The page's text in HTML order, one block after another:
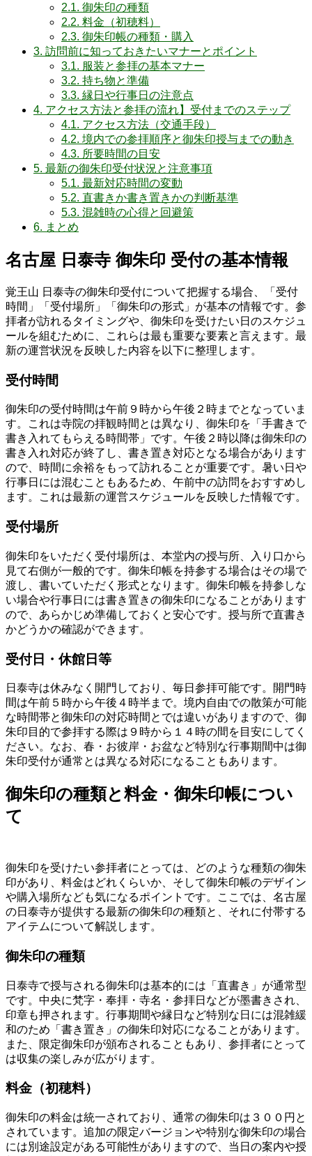
2.1. 御朱印の種類
2.2. 料金（初穂料）
2.3. 御朱印帳の種類・購入
3. 訪問前に知っておきたいマナーとポイント
3.1. 服装と参拝の基本マナー
3.2. 持ち物と準備
3.3. 縁日や行事日の注意点
4. アクセス方法と参拝の流れ】受付までのステップ
4.1. アクセス方法（交通手段）
4.2. 境内での参拝順序と御朱印授与までの動き
4.3. 所要時間の目安
5. 最新の御朱印受付状況と注意事項
5.1. 最新対応時間の変動
5.2. 直書きか書き置きかの判断基準
5.3. 混雑時の心得と回避策
6. まとめ
名古屋 日泰寺 御朱印 受付の基本情報
覚王山 日泰寺の御朱印受付について把握する場合、「受付
時間」「受付場所」「御朱印の形式」が基本の情報です。参
拝者が訪れるタイミングや、御朱印を受けたい日のスケジュ
ールを組むために、これらは最も重要な要素と言えます。最
新の運営状況を反映した内容を以下に整理します。
受付時間
御朱印の受付時間は午前９時から午後２時までとなっていま
す。これは寺院の拝観時間とは異なり、御朱印を「手書きで
書き入れてもらえる時間帯」です。午後２時以降は御朱印の
書き入れ対応が終了し、書き置き対応となる場合があります
ので、時間に余裕をもって訪れることが重要です。暑い日や
行事日には混むこともあるため、午前中の訪問をおすすめし
ます。これは最新の運営スケジュールを反映した情報です。
受付場所
御朱印をいただく受付場所は、本堂内の授与所、入り口から
見て右側が一般的です。御朱印帳を持参する場合はその場で
渡し、書いていただく形式となります。御朱印帳を持参しな
い場合や行事日には書き置きの御朱印になることがあります
ので、あらかじめ準備しておくと安心です。授与所で直書き
かどうかの確認ができます。
受付日・休館日等
日泰寺は休みなく開門しており、毎日参拝可能です。開門時
間は午前５時から午後４時半まで。境内自由での散策が可能
な時間帯と御朱印の対応時間とでは違いがありますので、御
朱印目的で参拝する際は９時から１４時の間を目安にしてく
ださい。なお、春・お彼岸・お盆など特別な行事期間中は御
朱印受付が通常とは異なる対応になることもあります。
御朱印の種類と料金・御朱印帳につい
て
御朱印を受けたい参拝者にとっては、どのような種類の御朱
印があり、料金はどれくらいか、そして御朱印帳のデザイン
や購入場所なども気になるポイントです。ここでは、名古屋
の日泰寺が提供する最新の御朱印の種類と、それに付帯する
アイテムについて解説します。
御朱印の種類
日泰寺で授与される御朱印は基本的には「直書き」が通常型
です。中央に梵字・奉拝・寺名・参拝日などが墨書きされ、
印章も押されます。行事期間や縁日など特別な日には混雑緩
和のため「書き置き」の御朱印対応になることがあります。
また、限定御朱印が頒布されることもあり、参拝者にとって
は収集の楽しみが広がります。
料金（初穂料）
御朱印の料金は統一されており、通常の御朱印は３００円と
されています。追加の限定バージョンや特別な御朱印の場合
には別途設定がある可能性がありますので、当日の案内や授